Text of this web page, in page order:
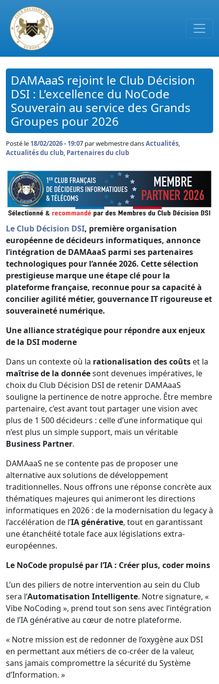
Passer au contenu principal
DAMAaaS rejoint le Club Décision
DSI : L’excellence du NoCode
Souverain au service des Grands
Groupes pour 2026
Posté le 18/02/2026 - 19:07 parwebmestre dansActualités,
Actualités du club, Partenaires du club
Le Club Décision DSI, première organisation
européenne de décideurs informatiques, annonce
l’intégration de DAMAaaS parmi ses partenaires
technologiques pour l’année 2026. Cette sélection
prestigieuse marque une étape clé pour la
plateforme française, reconnue pour sa capacité à
concilier agilité métier, gouvernance IT rigoureuse et
souveraineté numérique.
Une alliance stratégique pour répondre aux enjeux
de la DSI moderne
Dans un contexte où la rationalisation des coûts et la
maîtrise de la donnéesont devenues impératives, le
choix du Club Décision DSI de retenir DAMAaaS
souligne la pertinence de notre approche. Être membre
partenaire, c’est avant tout partager une vision avec
plus de 1 500 décideurs : celle d’une informatique qui
n’est plus un simple support, mais un véritable
Business Partner.
DAMAaaS ne se contente pas de proposer une
alternative aux solutions de développement
traditionnelles. Nous offrons une réponse concrète aux
thématiques majeures qui animeront les directions
informatiques en 2026 : de la modernisation du legacy à
l’accélération de l’IA générative, tout en garantissant
une étanchéité totale face aux législations extra-
européennes.
Le NoCode propulsé par l’IA : Créer plus, coder moins
L’un des piliers de notre intervention au sein du Club
sera l’Automatisation Intelligente. Notre signature, «
Vibe NoCoding », prend tout son sens avec l’intégration
de l’IA générative au cœur de notre plateforme.
« Notre mission est de redonner de l’oxygène aux DSI
en permettant aux métiers de co-créer de la valeur,
sans jamais compromettre la sécurité du Système
d’Information. »